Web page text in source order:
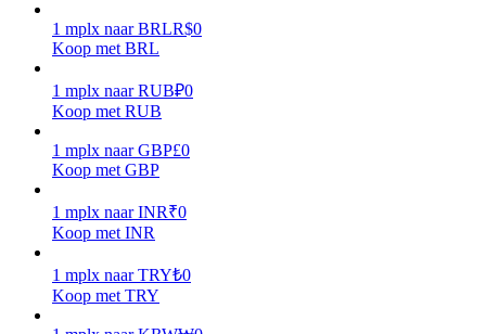
Macht varkentje
Verdien dagelijks competitieve beloningen
1 mplx naar BRLR$0
Koop met BRL
1 mplx naar RUB₽0
Koop met RUB
1 mplx naar GBP£0
Koop met GBP
1 mplx naar INR₹0
Koop met INR
1 mplx naar TRY₺0
Koop met TRY